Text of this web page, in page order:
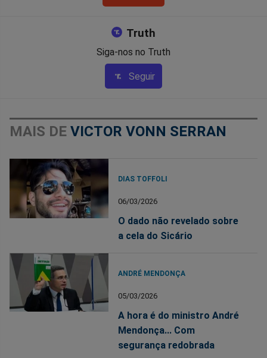
Truth
Siga-nos no Truth
Seguir
MAIS DE VICTOR VONN SERRAN
DIAS TOFFOLI
06/03/2026
O dado não revelado sobre
a cela do Sicário
ANDRÉ MENDONÇA
05/03/2026
A hora é do ministro André
Mendonça... Com
segurança redobrada